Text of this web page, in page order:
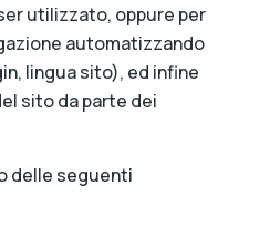
utilizzato, oppure per
automatizzando
lingua sito), ed infine
sito da parte dei
delle seguenti